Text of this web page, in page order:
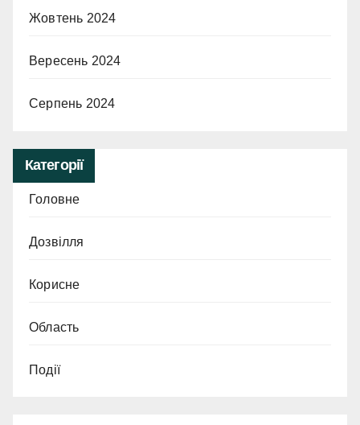
Жовтень 2024
Вересень 2024
Серпень 2024
Категорії
Головне
Дозвілля
Корисне
Область
Події